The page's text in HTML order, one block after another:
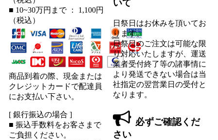
■ 10~30万円まで ： 1,100円
（税込）
商品到着の際、現金または
クレジットカードで配達員
にお支払い下さい。
[ 銀行振込の場合 ]
■ 振込手数料をお客さまで
ご負担ください。
いて
日祭日はお休みを頂いてお
ります。
日祭日のご注文は可能な限
り対応いたしますが、運送
業者受付終了等の諸事情に
より発送できない場合は当
社指定の翌営業日の受付と
なります。
必ずご確認くだ
さい